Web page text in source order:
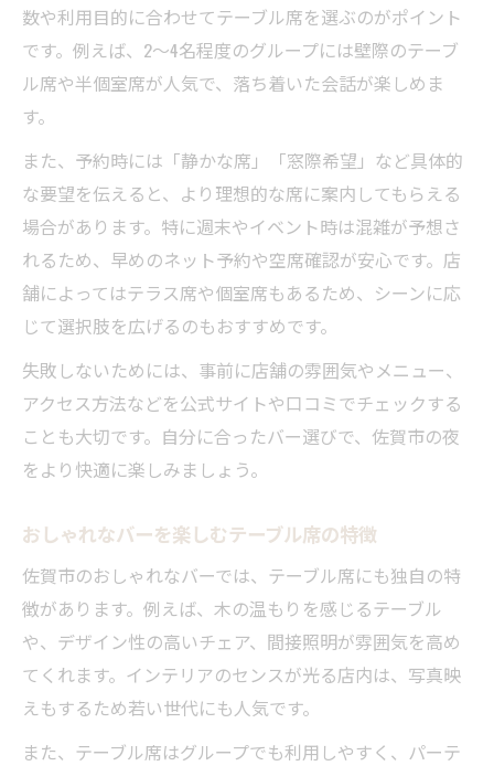
数や利用目的に合わせてテーブル席を選ぶのがポイント
です。例えば、2～4名程度のグループには壁際のテーブ
ル席や半個室席が人気で、落ち着いた会話が楽しめま
す。
また、予約時には「静かな席」「窓際希望」など具体的
な要望を伝えると、より理想的な席に案内してもらえる
場合があります。特に週末やイベント時は混雑が予想さ
れるため、早めのネット予約や空席確認が安心です。店
舗によってはテラス席や個室席もあるため、シーンに応
じて選択肢を広げるのもおすすめです。
失敗しないためには、事前に店舗の雰囲気やメニュー、
アクセス方法などを公式サイトや口コミでチェックする
ことも大切です。自分に合ったバー選びで、佐賀市の夜
をより快適に楽しみましょう。
おしゃれなバーを楽しむテーブル席の特徴
佐賀市のおしゃれなバーでは、テーブル席にも独自の特
徴があります。例えば、木の温もりを感じるテーブル
や、デザイン性の高いチェア、間接照明が雰囲気を高め
てくれます。インテリアのセンスが光る店内は、写真映
えもするため若い世代にも人気です。
また、テーブル席はグループでも利用しやすく、パーテ